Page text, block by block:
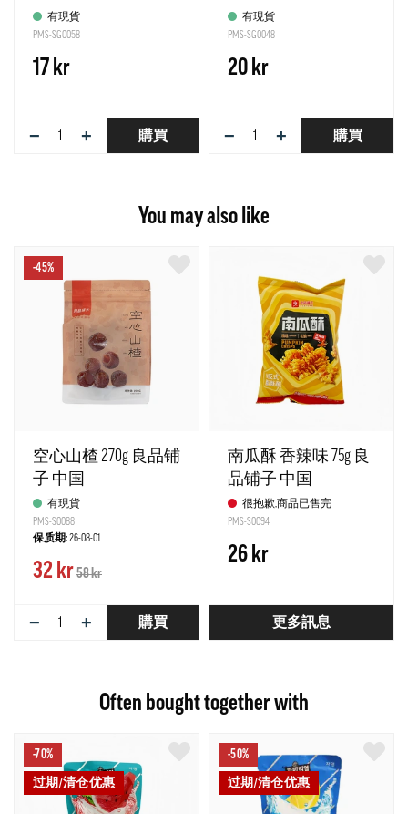
有現貨
PMS-SG0058
17 kr
− + 購買
有現貨
PMS-SG0048
20 kr
− + 購買
You may also like
-45%
空心山楂 270g 良品铺
子 中国
有現貨
PMS-S0088
保质期:26-08-01
32 kr58 kr
− + 購買
南瓜酥 香辣味 75g 良
品铺子 中国
很抱歉,商品已售完
PMS-S0094
26 kr
更多訊息
Often bought together with
-70%
过期/清仓优惠
-50%
过期/清仓优惠